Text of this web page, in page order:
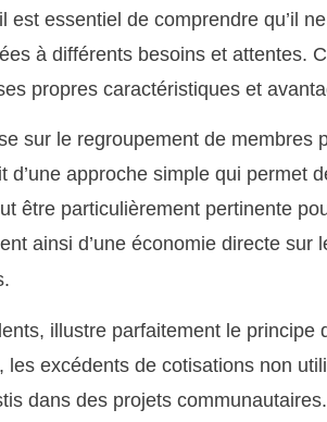
essentiel de comprendre qu’il
à différents besoins et attentes.
propres caractéristiques et
sur le regroupement de membres
approche simple qui permet
être particulièrement pertinente
ainsi d’une économie directe sur
illustre parfaitement le principe
excédents de cotisations non
dans des projets